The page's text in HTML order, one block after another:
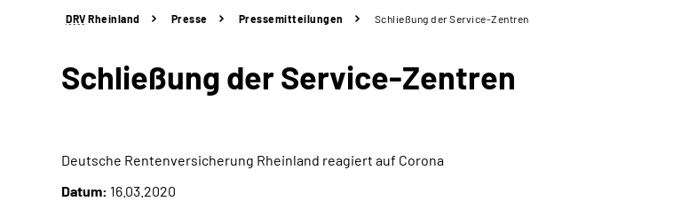
DRV Rheinland Presse Pressemitteilungen Schließung der Service-Zentren
Schließung der Service-Zentren
Deutsche Rentenversicherung Rheinland reagiert auf Corona
Datum: 16.03.2020